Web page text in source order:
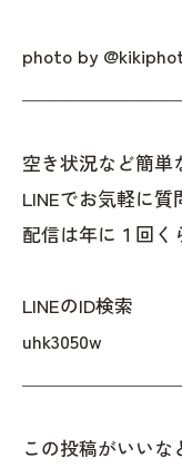
photo by
空き状況など簡単
LINEでお気軽に
配信は年に１回く
LINEのID検索
uhk3050w
この投稿がいいな